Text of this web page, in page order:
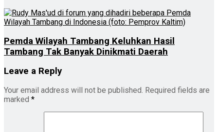
Pemda Wilayah Tambang Keluhkan Hasil
Tambang Tak Banyak Dinikmati Daerah
Leave a Reply
Your email address will not be published. Required fields are
marked *